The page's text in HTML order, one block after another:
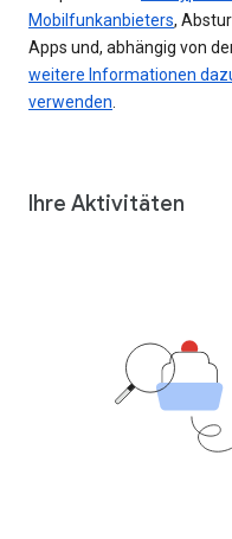
Mobilfunkanbieters,
Apps und, abhängig von
weitere Informationen
verwenden.
Ihre Aktivitäten